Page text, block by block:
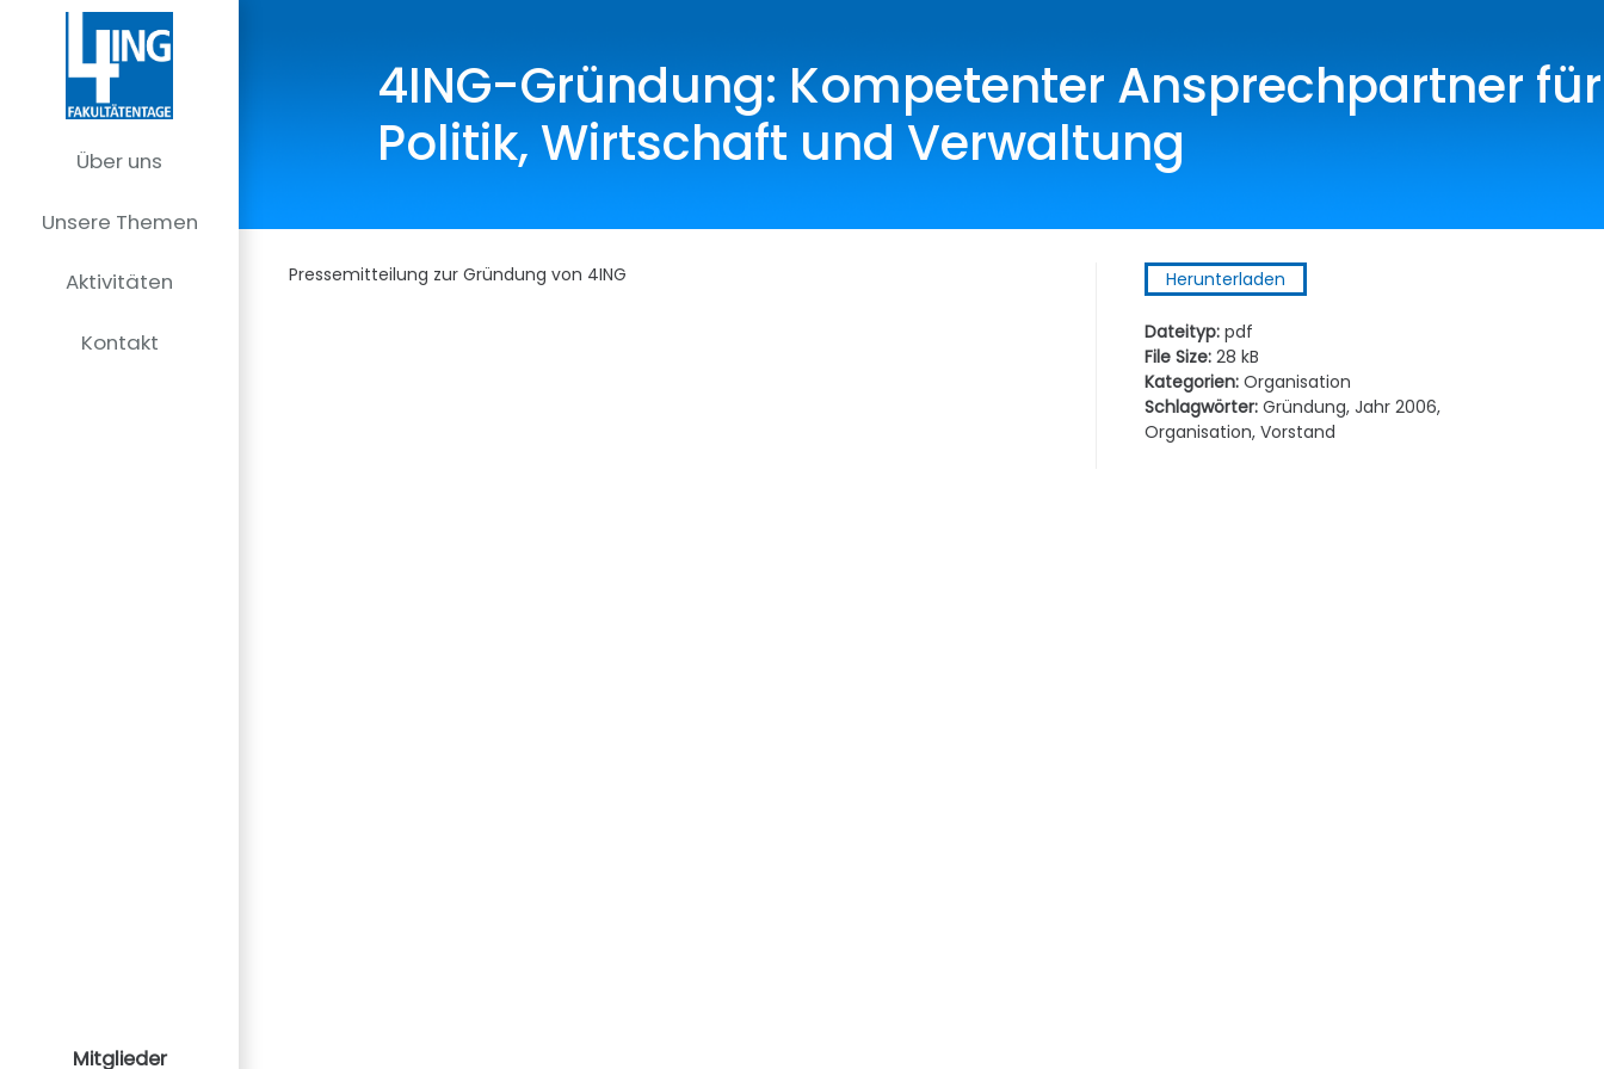
Über uns
Unsere Themen
Aktivitäten
Kontakt
Mitglieder
4ING-Gründung: Kompetenter Ansprechpartner für
Politik, Wirtschaft und Verwaltung
Pressemitteilung zur Gründung von 4ING Herunterladen
Dateityp:pdf
File Size:28 kB
Kategorien:Organisation
Schlagwörter: Gründung, Jahr 2006,
Organisation, Vorstand